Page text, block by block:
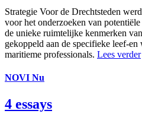
Strategie Voor de Drechtsteden
voor het onderzoeken van
de unieke ruimtelijke kenmerken
gekoppeld aan de specifieke leef-en
maritieme professionals. Lees verder
NOVI Nu
4 essays